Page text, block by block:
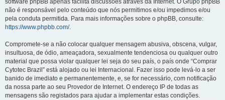
software phpBB apenas facilita discussões através da Internet. O Grupo phpBB
não é responsável pelo conteúdo que nós permitimos e/ou impedimos e/ou
pela conduta permitida. Para mais informações sobre o phpBB, consulte:
https://www.phpbb.com/.
Compromete-se a não colocar qualquer mensagem abusiva, obscena, vulgar,
insultuosa, de ódio, ameaçadora, sexualmente tendenciosa ou qualquer outro
material que possa violar qualquer lei seja do seu país, o país onde “Comprar
Cytotec Brazil” está alojado ou lei Internacional. Fazer isso pode levá-lo a ser
banido de imediato e permanentemente, e, se for necessário, com notificação
da nossa parte ao seu Provedor de Internet. O endereço IP de todas as
mensagens são registados para ajudar a implementar estas condições.